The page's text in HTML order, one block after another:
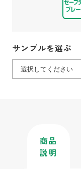
サンプルを選ぶ
商品
説明